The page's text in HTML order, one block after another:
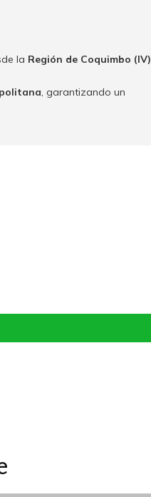
la Región de Coquimbo (IV)
, garantizando un